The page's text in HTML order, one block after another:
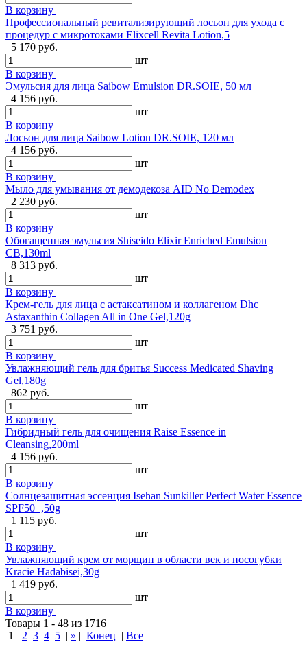
В корзину
Профессиональный ревитализирующий лосьон для ухода с
процедур с микротоками Elixcell Revita Lotion,5
5 170 руб.
шт
В корзину
Эмульсия для лица Saibow Emulsion DR.SOIE, 50 мл
4 156 руб.
шт
В корзину
Лосьон для лица Saibow Lotion DR.SOIE, 120 мл
4 156 руб.
шт
В корзину
Мыло для умывания от демодекоза AID No Demodex
2 230 руб.
шт
В корзину
Обогащенная эмульсия Shiseido Elixir Enriched Emulsion
CB,130ml
8 313 руб.
шт
В корзину
Крем-гель для лица с астаксатином и коллагеном Dhc
Astaxanthin Collagen All in One Gel,120g
3 751 руб.
шт
В корзину
Увлажняющий гель для бритья Success Medicated Shaving
Gel,180g
862 руб.
шт
В корзину
Гибридный гель для очищения Raise Essence in
Cleansing,200ml
4 156 руб.
шт
В корзину
Солнцезащитная эссенция Isehan Sunkiller Perfect Water Essence
SPF50+,50g
1 115 руб.
шт
В корзину
Увлажняющий крем от морщин в области век и носогубки
Kracie Hadabisei,30g
1 419 руб.
шт
В корзину
Товары 1 - 48 из 1716
1
2 3 4 5 | » | Конец | Все